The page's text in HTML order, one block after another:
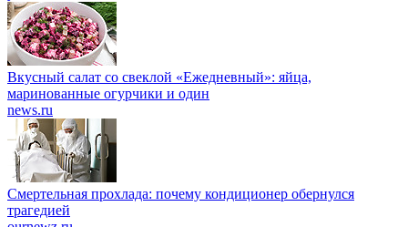
Вкусный салат со свеклой «Ежедневный»: яйца,
маринованные огурчики и один
news.ru
Смертельная прохлада: почему кондиционер обернулся
трагедией